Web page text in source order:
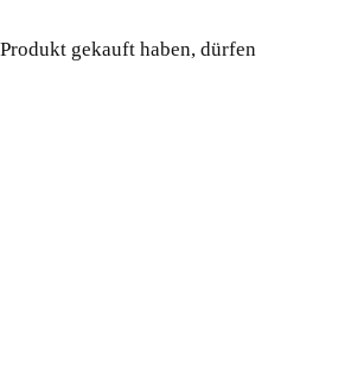
gekauft haben, dürfen